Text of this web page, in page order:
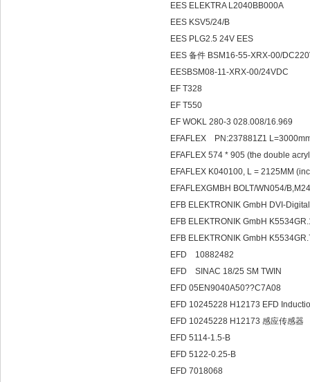
EES ELEKTRA L2040BB000A
EES KSV5/24/B
EES PLG2.5 24V EES
EES 备件 BSM16-55-XRX-00/
EESBSM08-11-XRX-00/24VDC
EF T328
EF T550
EF WOKL 280-3 028.008/16.969
EFAFLEX PN:237881Z1
EFAFLEX 574 * 905 (the double
EFAFLEX K040100, L = 2125MM
EFAFLEXGMBH BOLT/WN054/
EFB ELEKTRONIK GmbH DVI-
EFB ELEKTRONIK GmbH
EFB ELEKTRONIK GmbH
EFD
EFD SINAC 18/25
EFD 05EN9040A50??C7A08
EFD 10245228 H12173 EFD
EFD 10245228 H12173 感应传感器
EFD 5114-1.5-B
EFD 5122-0.25-B
EFD 7018068